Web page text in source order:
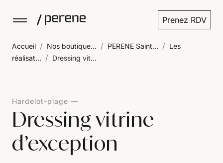
Prenez RDV
Accueil / Nos boutique... / PERENE Saint... / Les
réalisat... / Dressing vit...
Hardelot-plage
Dressing vitrine
d’exception